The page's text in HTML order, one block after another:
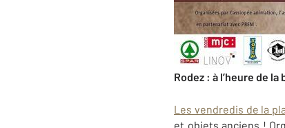
Rodez : à l’heure de la
Les vendredis de la
et objets anciens !